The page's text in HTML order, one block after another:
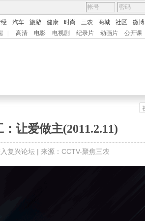
经 汽车 旅游 健康 时尚 三农 商城 社区 微博
高清 电影 电视剧 纪录片 动画片 公开课
让爱做主(2011.2.11)
复兴论坛 | 来源：CCTV-聚焦三农